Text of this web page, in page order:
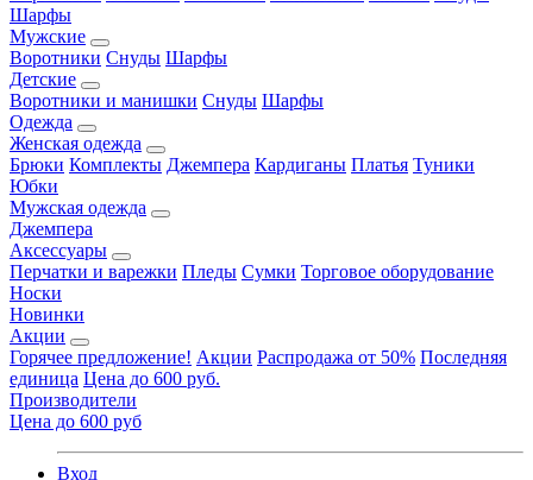
Шарфы
Мужские
Воротники Снуды Шарфы
Детские
Воротники и манишки Снуды Шарфы
Одежда
Женская одежда
Брюки Комплекты Джемпера Кардиганы Платья Туники
Юбки
Мужская одежда
Джемпера
Аксессуары
Перчатки и варежки Пледы Сумки Торговое оборудование
Носки
Новинки
Акции
Горячее предложение! Акции Распродажа от 50% Последняя
единица Цена до 600 руб.
Производители
Цена до 600 руб
Вход